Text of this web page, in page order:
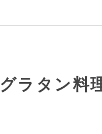
グラタン料